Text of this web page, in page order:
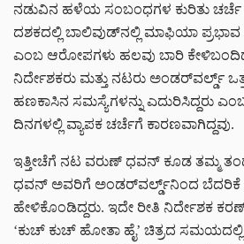
ನಡುವಿನ ಹಳೆಯ ಸಂಬಂಧಗಳ ಕುರಿತು ಚರ್ಚೆ
ದಶಕದಲ್ಲಿ ಬಾಲಿವುಡ್‌ನಲ್ಲಿ ಮಾಫಿಯಾ ಪ್ರಭಾವ
ಎಂಬ ಆರೋಪಗಳು ಹಲವು ಬಾರಿ
ನಿರ್ದೇಶಕರು ಮತ್ತು ನಟರು ಅಂಡರ್‌ವರ್ಲ್ಡ್
ಹಣಕಾಸಿನ ಸಮಸ್ಯೆಗಳನ್ನು ಎದುರಿಸಿದ್ದರು
ದಿನಗಳಲ್ಲಿ ವ್ಯಾಪಕ ಚರ್ಚೆಗೆ ಕಾರಣವಾಗಿದ್ದವು.
ಇತ್ತೀಚೆಗೆ ನಟ ವರುಣ್ ಧವನ್ ಕೂಡ ತಮ್ಮ
ಧವನ್ ಅವರಿಗೆ ಅಂಡರ್‌ವರ್ಲ್ಡ್‌ನಿಂದ ಬೆದರಿಕೆ
ಹೇಳಿಕೊಂಡಿದ್ದರು. ಇದೇ ರೀತಿ ನಿರ್ದೇಶಕ
‘ಕುಚ್ ಕುಚ್ ಹೋತಾ ಹೈ’ ಚಿತ್ರದ